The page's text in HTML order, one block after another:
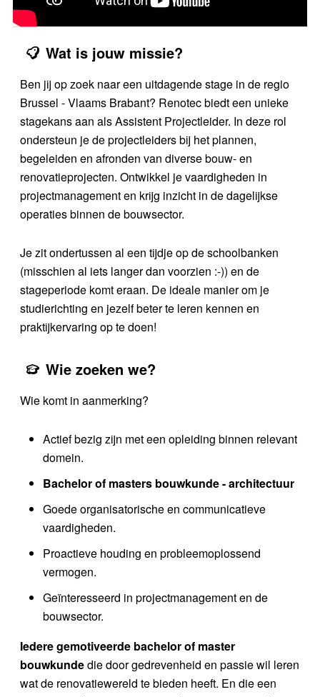
Wat is jouw missie?
Ben jij op zoek naar een uitdagende stage in de regio
Brussel - Vlaams Brabant? Renotec biedt een unieke
stagekans aan als Assistent Projectleider. In deze rol
ondersteun je de projectleiders bij het plannen,
begeleiden en afronden van diverse bouw- en
renovatieprojecten. Ontwikkel je vaardigheden in
projectmanagement en krijg inzicht in de dagelijkse
operaties binnen de bouwsector.
Je zit ondertussen al een tijdje op de schoolbanken
(misschien al iets langer dan voorzien :-)) en de
stageperiode komt eraan. De ideale manier om je
studierichting en jezelf beter te leren kennen en
praktijkervaring op te doen!
Wie zoeken we?
Wie komt in aanmerking?
Actief bezig zijn met een opleiding binnen relevant
domein.
Bachelor of masters bouwkunde - architectuur
Goede organisatorische en communicatieve
vaardigheden.
Proactieve houding en probleemoplossend
vermogen.
Geïnteresseerd in projectmanagement en de
bouwsector.
Iedere gemotiveerde bachelor of master
bouwkundedie door gedrevenheid en passie wil leren
wat de renovatiewereld te bieden heeft. En die een